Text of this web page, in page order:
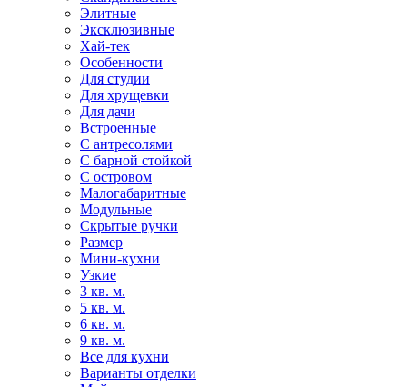
Элитные
Эксклюзивные
Хай-тек
Особенности
Для студии
Для хрущевки
Для дачи
Встроенные
С антресолями
С барной стойкой
С островом
Малогабаритные
Модульные
Скрытые ручки
Размер
Мини-кухни
Узкие
3 кв. м.
5 кв. м.
6 кв. м.
9 кв. м.
Все для кухни
Варианты отделки